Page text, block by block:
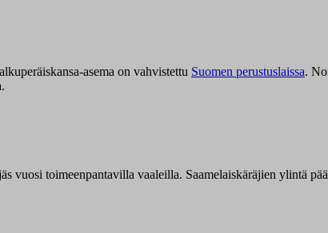
asema on vahvistettu Suomen perustuslaissa.
vuosi toimeenpantavilla vaaleilla. Saamelaiskäräjien ylintä